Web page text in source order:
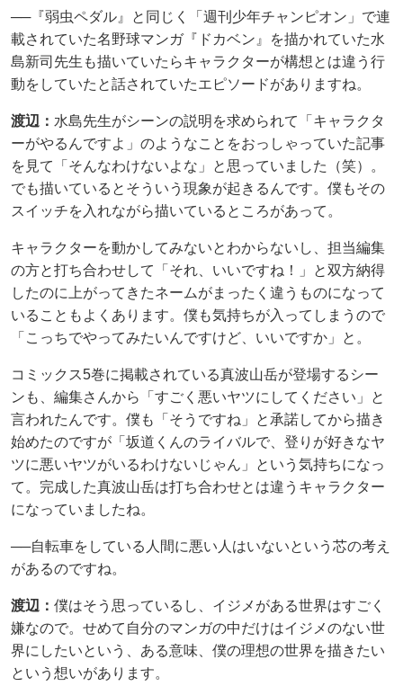
──『弱虫ペダル』と同じく「週刊少年チャンピオン」で連
載されていた名野球マンガ『ドカベン』を描かれていた水
島新司先生も描いていたらキャラクターが構想とは違う行
動をしていたと話されていたエピソードがありますね。
渡辺： 水島先生がシーンの説明を求められて「キャラクタ
ーがやるんですよ」のようなことをおっしゃっていた記事
を見て「そんなわけないよな」と思っていました（笑）。
でも描いているとそういう現象が起きるんです。僕もその
スイッチを入れながら描いているところがあって。
キャラクターを動かしてみないとわからないし、担当編集
の方と打ち合わせして「それ、いいですね！」と双方納得
したのに上がってきたネームがまったく違うものになって
いることもよくあります。僕も気持ちが入ってしまうので
「こっちでやってみたいんですけど、いいですか」と。
コミックス5巻に掲載されている真波山岳が登場するシー
ンも、編集さんから「すごく悪いヤツにしてください」と
言われたんです。僕も「そうですね」と承諾してから描き
始めたのですが「坂道くんのライバルで、登りが好きなヤ
ツに悪いヤツがいるわけないじゃん」という気持ちになっ
て。完成した真波山岳は打ち合わせとは違うキャラクター
になっていましたね。
──自転車をしている人間に悪い人はいないという芯の考え
があるのですね。
渡辺： 僕はそう思っているし、イジメがある世界はすごく
嫌なので。せめて自分のマンガの中だけはイジメのない世
界にしたいという、ある意味、僕の理想の世界を描きたい
という想いがあります。